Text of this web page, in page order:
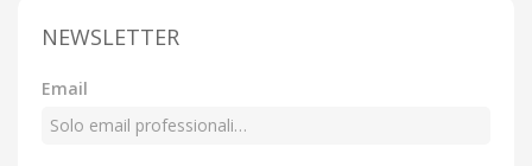
NEWSLETTER
Email